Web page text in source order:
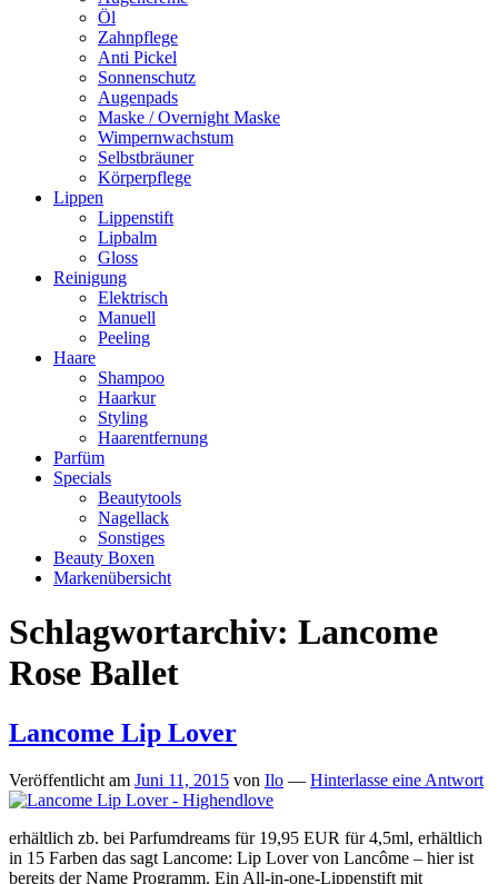
Öl
Zahnpflege
Anti Pickel
Sonnenschutz
Augenpads
Maske / Overnight Maske
Wimpernwachstum
Selbstbräuner
Körperpflege
Lippen
Lippenstift
Lipbalm
Gloss
Reinigung
Elektrisch
Manuell
Peeling
Haare
Shampoo
Haarkur
Styling
Haarentfernung
Parfüm
Specials
Beautytools
Nagellack
Sonstiges
Beauty Boxen
Markenübersicht
Schlagwortarchiv: Lancome
Rose Ballet
Lancome Lip Lover
Veröffentlicht am Juni 11, 2015 von Ilo — Hinterlasse eine Antwort
erhältlich zb. bei Parfumdreams für 19,95 EUR für 4,5ml, erhältlich
in 15 Farben das sagt Lancome: Lip Lover von Lancôme – hier ist
bereits der Name Programm. Ein All-in-one-Lippenstift mit